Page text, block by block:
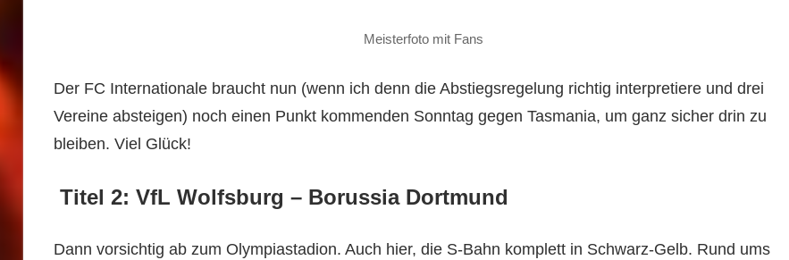
Meisterfoto mit Fans
Der FC Internationale braucht nun (wenn ich denn die Abstiegsregelung richtig interpretiere und drei
Vereine absteigen) noch einen Punkt kommenden Sonntag gegen Tasmania, um ganz sicher drin zu
bleiben. Viel Glück!
Titel 2: VfL Wolfsburg – Borussia Dortmund
Dann vorsichtig ab zum Olympiastadion. Auch hier, die S-Bahn komplett in Schwarz-Gelb. Rund ums